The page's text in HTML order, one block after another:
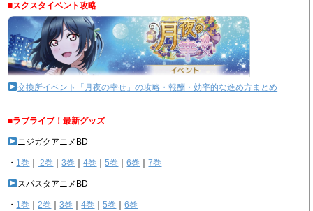
■スクスタイベント攻略
交換所イベント「月夜の幸せ」の攻略・報酬・効率的な進め方まとめ
■ラブライブ！最新グッズ
ニジガクアニメBD
・ 1巻 2巻 ｜3巻 ｜4巻 ｜5巻 ｜6巻 ｜7巻
スパスタアニメBD
・ 1巻 ｜2巻 ｜3巻 ｜4巻 ｜5巻 ｜6巻